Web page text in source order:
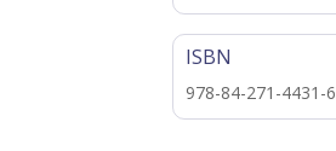
ISBN
978-84-271-4431-6